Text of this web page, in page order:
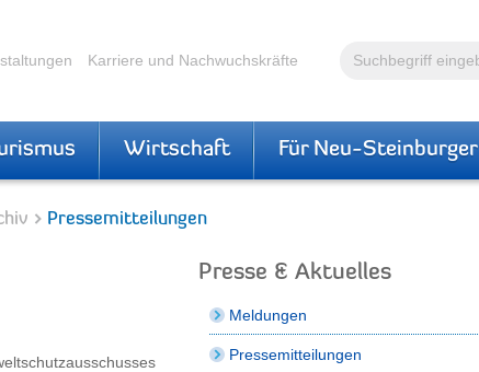
Volltextsuche
Karriere und Nachwuchskräfte
Wirtschaft Für Neu-Steinburger
Pressemitteilungen
Presse & Aktuelles
Meldungen
Pressemitteilungen